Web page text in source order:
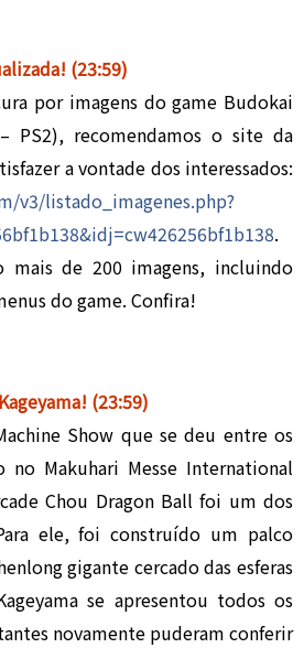
! (23:59)
por imagens do game Budokai
PS2), recomendamos o site da
a vontade dos interessados:
v3/listado_imagenes.php?
.
de 200 imagens, incluindo
do game. Confira!
(23:59)
Show que se deu entre os
Makuhari Messe International
Chou Dragon Ball foi um dos
ele, foi construído um palco
gigante cercado das esferas
se apresentou todos os
novamente puderam conferir